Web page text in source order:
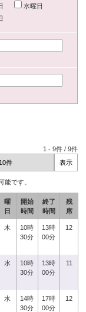
水曜日
1 -9件 /9件
能です。
曜
日
開始
時間
終了
時間
残
席
木
10時
30分
13時
00分
12
水
10時
30分
13時
00分
11
水
14時
30分
17時
00分
12